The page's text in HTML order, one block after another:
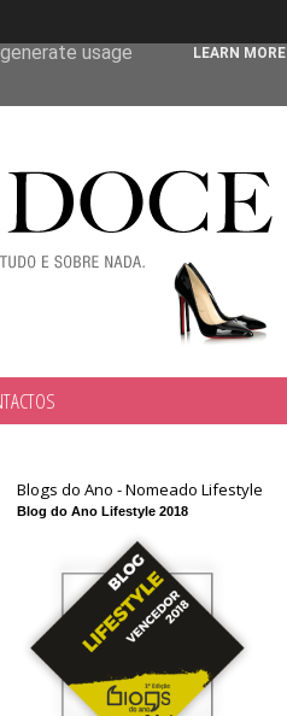
Blogs do Ano - Nomeado Lifestyle
Blog do Ano Lifestyle 2018
user-agent
usage
LEARN MORE